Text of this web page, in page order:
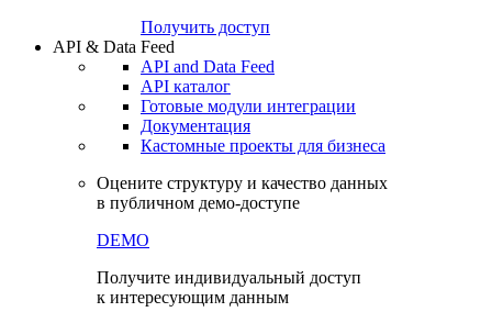
Получить доступ
API & Data Feed
API and Data Feed
API каталог
Готовые модули интеграции
Документация
Кастомные проекты для бизнеса
Оцените структуру и качество данных
в публичном демо-доступе
DEMO
Получите индивидуальный доступ
к интересующим данным